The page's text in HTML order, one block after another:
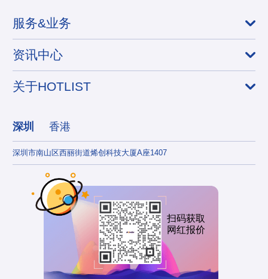
服务&业务
资讯中心
关于HOTLIST
深圳 香港
深圳市南山区西丽街道烯创科技大厦A座1407
扫码获取
网红报价